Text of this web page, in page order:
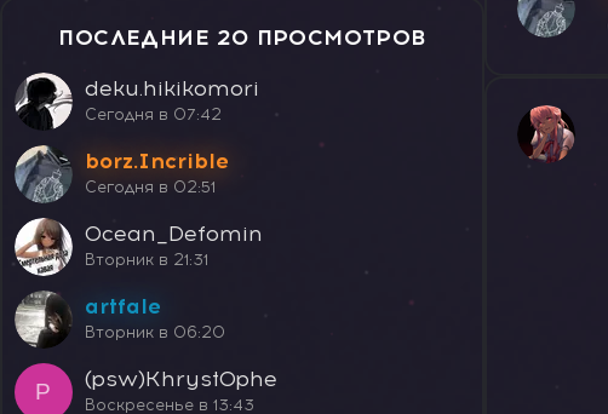
ПОСЛЕДНИЕ 20 ПРОСМОТРОВ
deku.hikikomori
Сегодня в 07:42
borz.Incrible
Сегодня в 02:51
Ocean_Defomin
Вторник в 21:31
artfale
Вторник в 06:20
P (psw)Khryst0phe
Воскресенье в 13:43